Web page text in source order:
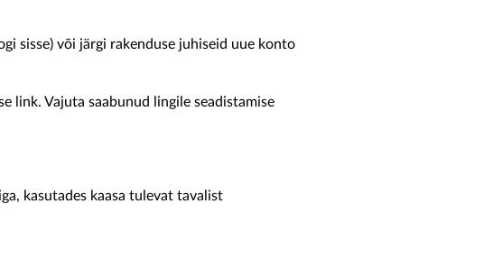
sisse) või järgi rakenduse juhiseid uue konto
link. Vajuta saabunud lingile seadistamise
kasutades kaasa tulevat tavalist